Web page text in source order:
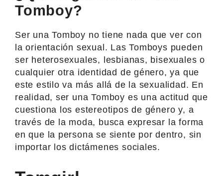
Tomboy?
Ser una Tomboy no tiene nada que ver con
la orientación sexual. Las Tomboys pueden
ser heterosexuales, lesbianas, bisexuales o
cualquier otra identidad de género, ya que
este estilo va más allá de la sexualidad. En
realidad, ser una Tomboy es una actitud que
cuestiona los estereotipos de género y, a
través de la moda, busca expresar la forma
en que la persona se siente por dentro, sin
importar los dictámenes sociales.